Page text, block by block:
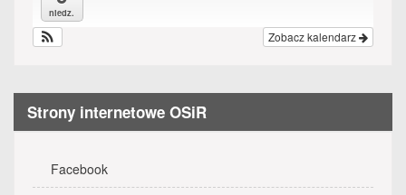
niedz.
Zobacz kalendarz
Strony internetowe OSiR
Facebook